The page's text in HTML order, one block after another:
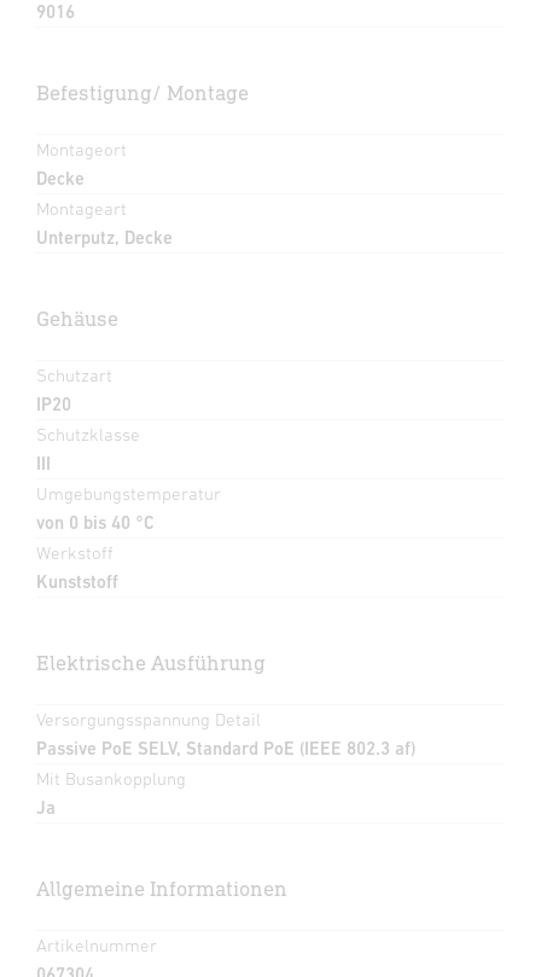
9016
Befestigung/ Montage
Montageort
Decke
Montageart
Unterputz, Decke
Gehäuse
Schutzart
IP20
Schutzklasse
III
Umgebungstemperatur
von 0 bis 40 °C
Werkstoff
Kunststoff
Elektrische Ausführung
Versorgungsspannung Detail
Passive PoE SELV, Standard PoE (IEEE 802.3 af)
Mit Busankopplung
Ja
Allgemeine Informationen
Artikelnummer